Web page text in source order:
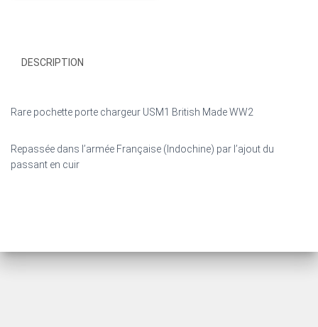
MADE
DESCRIPTION
Rare pochette porte chargeur USM1 British Made WW2
Repassée dans l’armée Française (Indochine) par l’ajout du
passant en cuir